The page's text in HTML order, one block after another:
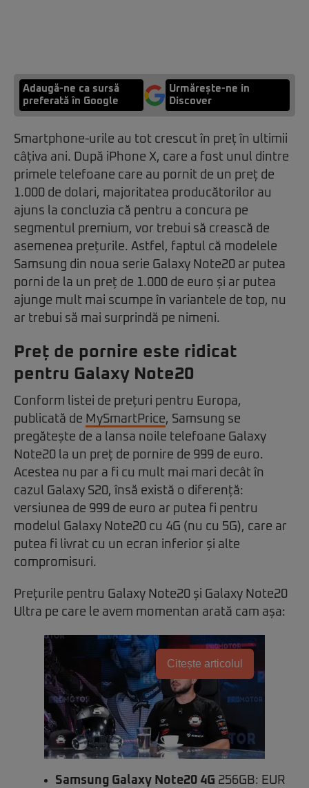
Adaugă-ne ca sursă
preferată în Google
Urmărește-ne in
Discover
Smartphone-urile au tot crescut în preț în ultimii
câțiva ani. După iPhone X, care a fost unul dintre
primele telefoane care au pornit de un preț de
1.000 de dolari, majoritatea producătorilor au
ajuns la concluzia că pentru a concura pe
segmentul premium, vor trebui să crească de
asemenea prețurile. Astfel, faptul că modelele
Samsung din noua serie Galaxy Note20 ar putea
porni de la un preț de 1.000 de euro și ar putea
ajunge mult mai scumpe în variantele de top, nu
ar trebui să mai surprindă pe nimeni.
Preț de pornire este ridicat
pentru Galaxy Note20
Conform listei de prețuri pentru Europa,
publicată de MySmartPrice, Samsung se
pregătește de a lansa noile telefoane Galaxy
Note20 la un preț de pornire de 999 de euro.
Acestea nu par a fi cu mult mai mari decât în
cazul Galaxy S20, însă există o diferență:
versiunea de 999 de euro ar putea fi pentru
modelul Galaxy Note20 cu 4G (nu cu 5G), care ar
putea fi livrat cu un ecran inferior și alte
compromisuri.
Prețurile pentru Galaxy Note20 și Galaxy Note20
Ultra pe care le avem momentan arată cam așa:
Citește articolul
Samsung Galaxy Note20 4G 256GB: EUR